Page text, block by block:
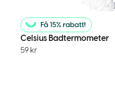
Celsius Badtermometer
59 kr